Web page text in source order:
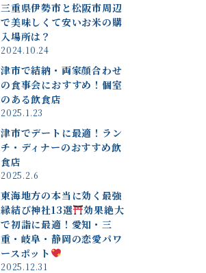
三重県伊勢市と松阪市周辺
で美味しくて安いお米の購
入場所は？
2024.10.24
津市で結納・両家顔合わせ
の食事会におすすめ！個室
のある飲食店
2025.1.23
津市でデートに最適！ラン
チ・ディナーのおすすめ飲
食店
2025.2.6
東海地方の本当に効く最強
縁結び神社13選
効果絶大
で初詣に最適！愛知・三
重・岐阜・静岡の恋愛パワ
ースポット
2025.12.31